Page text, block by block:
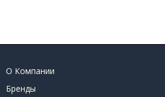
О Компании
Бренды